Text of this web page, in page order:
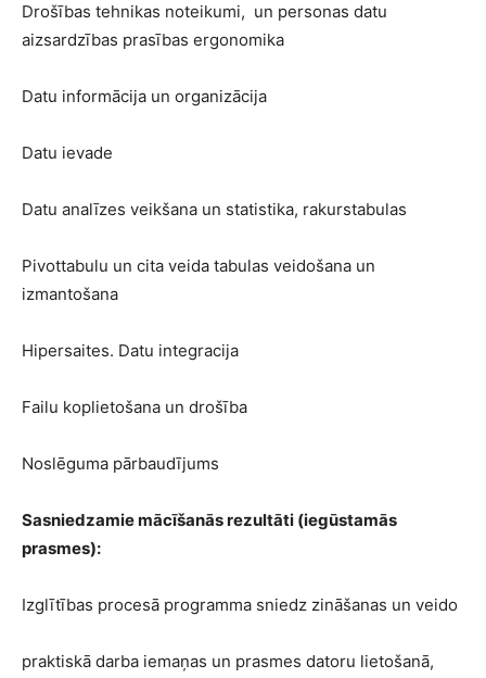
Drošības tehnikas noteikumi, un personas datu
aizsardzības prasības ergonomika
Datu informācija un organizācija
Datu ievade
Datu analīzes veikšana un statistika, rakurstabulas
Pivottabulu un cita veida tabulas veidošana un
izmantošana
Hipersaites. Datu integracija
Failu koplietošana un drošība
Noslēguma pārbaudījums
Sasniedzamie mācīšanās rezultāti (iegūstamās
prasmes):
Izglītības procesā programma sniedz zināšanas un veido
praktiskā darba iemaņas un prasmes datoru lietošanā,